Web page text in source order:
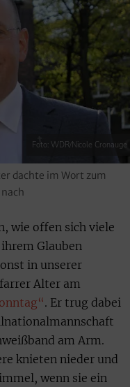
Foto: WDR/Nicole Cronauge
dachte im Wort zum
wie offen sich viele
Glauben
in unserer
Alter am
. Er trug dabei
am Arm.
knieten nieder und
wenn sie ein